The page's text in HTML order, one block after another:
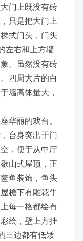
门上既没有砖
只是把大门上
式门头，门头
左右和上方墙
。虽然没有砖
四周大片的白
墙高体量大，
华丽的戏台。
台身突出于门
，便于从中厅
山式屋顶，正
鱼装饰，鱼头
檐下有雕花牛
每一格都绘有
绘，壁上方挂
三边都有低矮